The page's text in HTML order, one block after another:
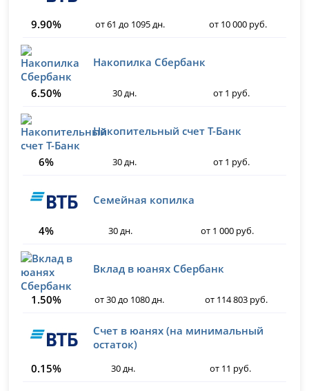
9.90% от 61 до 1095 дн. от 10 000 руб.
Накопилка Сбербанк
6.50% 30 дн. от 1 руб.
Накопительный счет Т-Банк
6% 30 дн. от 1 руб.
Семейная копилка
4% 30 дн. от 1 000 руб.
Вклад в юанях Сбербанк
1.50% от 30 до 1080 дн. от 114 803 руб.
Счет в юанях (на минимальный
остаток)
0.15%
30 дн. от 11 руб.